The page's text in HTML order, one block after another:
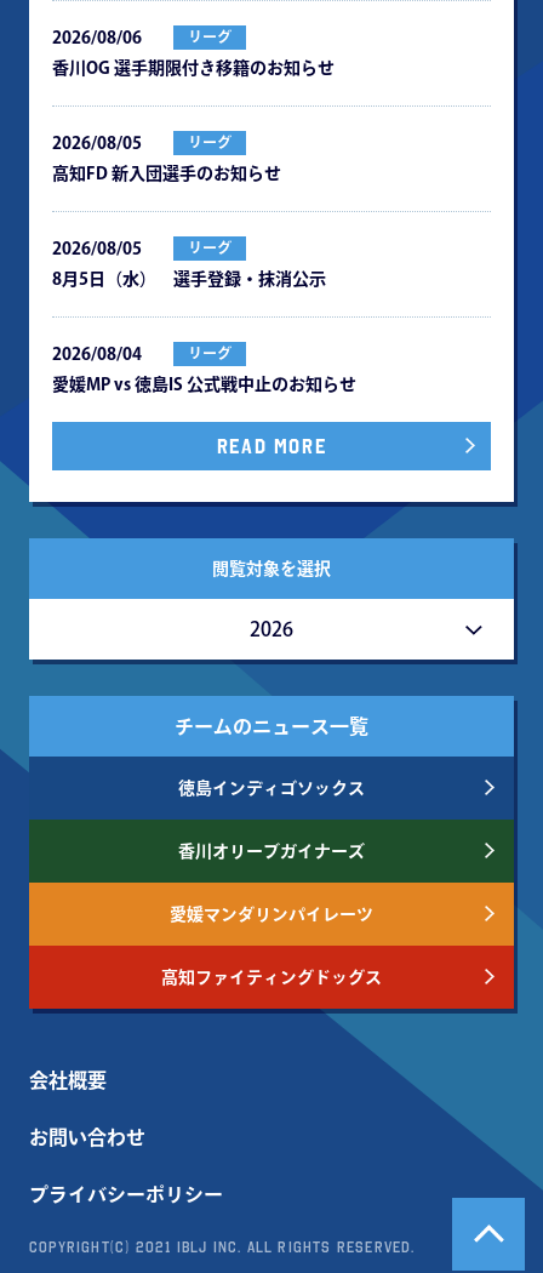
2026/08/06 リーグ
⾹川OG 選⼿期限付き移籍のお知らせ
2026/08/05 リーグ
⾼知FD 新⼊団選⼿のお知らせ
2026/08/05 リーグ
8月5日（水） 選手登録・抹消公示
2026/08/04 リーグ
愛媛MP vs 徳島IS 公式戦中⽌のお知らせ
READ MORE
閲覧対象を選択
2026
チームのニュース一覧
徳島インディゴソックス
香川オリーブガイナーズ
愛媛マンダリンパイレーツ
高知ファイティングドッグス
会社概要
お問い合わせ
プライバシーポリシー
Copyright(c) 2021 IBLJ Inc. All Rights Reserved.